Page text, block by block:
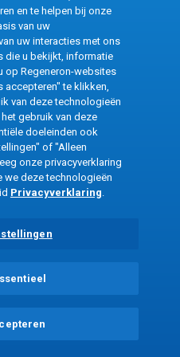
en te helpen bij onze
van uw
uw interacties met ons
die u bekijkt, informatie
op Regeneron-websites
accepteren" te klikken,
van deze technologieën
gebruik van deze
doeleinden ook
of "Alleen
onze privacyverklaring
we deze technologieën
Privacyverklaring.